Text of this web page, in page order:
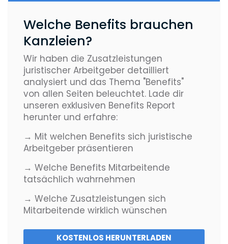
Welche Benefits brauchen
Kanzleien?
Wir haben die Zusatzleistungen
juristischer Arbeitgeber detailliert
analysiert und das Thema "Benefits"
von allen Seiten beleuchtet. Lade dir
unseren exklusiven Benefits Report
herunter und erfahre:
→ Mit welchen Benefits sich juristische
Arbeitgeber präsentieren
→ Welche Benefits Mitarbeitende
tatsächlich wahrnehmen
→ Welche Zusatzleistungen sich
Mitarbeitende wirklich wünschen
KOSTENLOS HERUNTERLADEN